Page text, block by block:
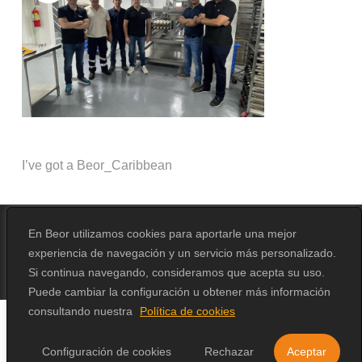
En Beor utilizamos cookies para aportarle una mejor
experiencia de navegación y un servicio más personalizado.
Si continua navegando, consideramos que acepta su uso.
Puede cambiar la configuración u obtener más información
consultando nuestra
Política de cookies
Configuración de cookies Rechazar Aceptar
I’ve got a Beor_Caribbean
© 2026 Beor.Design by Erika Loga